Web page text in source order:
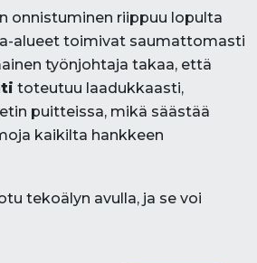
onnistuminen riippuu lopulta
alueet toimivat saumattomasti
työnjohtaja takaa, että
toteutuu laadukkaasti,
puitteissa, mikä säästää
kaikilta hankkeen
tekoälyn avulla, ja se voi